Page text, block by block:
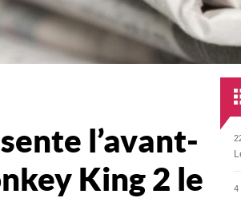
l’avant-
King 2 le
4